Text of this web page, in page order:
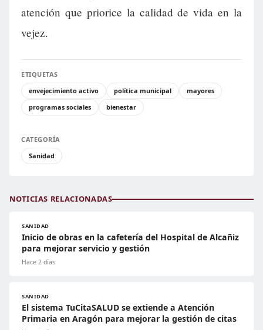
atención que priorice la calidad de vida en la
vejez.
ETIQUETAS
envejecimiento activo
política municipal
mayores
programas sociales
bienestar
CATEGORÍA
Sanidad
NOTICIAS RELACIONADAS
SANIDAD
Inicio de obras en la cafetería del Hospital de Alcañiz
para mejorar servicio y gestión
Hace 2 días
SANIDAD
El sistema TuCitaSALUD se extiende a Atención
Primaria en Aragón para mejorar la gestión de citas